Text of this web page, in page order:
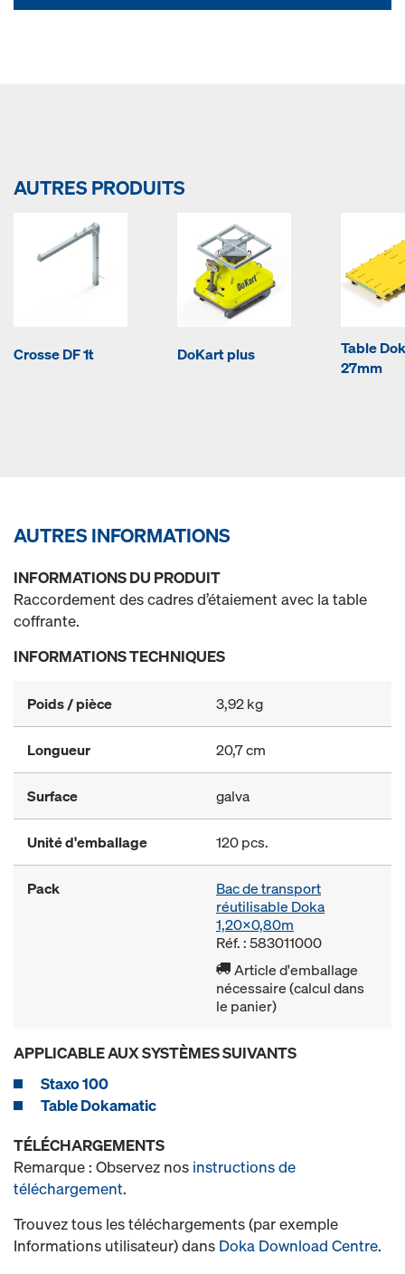
AUTRES PRODUITS
Crosse DF 1t DoKart plus
Table
27mm
AUTRES INFORMATIONS
INFORMATIONS DU PRODUIT
Raccordement des cadres d’étaiement avec la table
coffrante.
INFORMATIONS TECHNIQUES
Poids / pièce 3,92 kg
Longueur 20,7 cm
Surface galva
Unité d'emballage 120 pcs.
Pack
Bac de transport
réutilisable Doka
1,20x0,80m
Réf. : 583011000
Article d'emballage
nécessaire (calcul dans
le panier)
APPLICABLE AUX SYSTÈMES SUIVANTS
Staxo 100
Table Dokamatic
TÉLÉCHARGEMENTS
Remarque : Observez nos instructions de
téléchargement.
Trouvez tous les téléchargements (par exemple
Informations utilisateur) dans Doka Download Centre.